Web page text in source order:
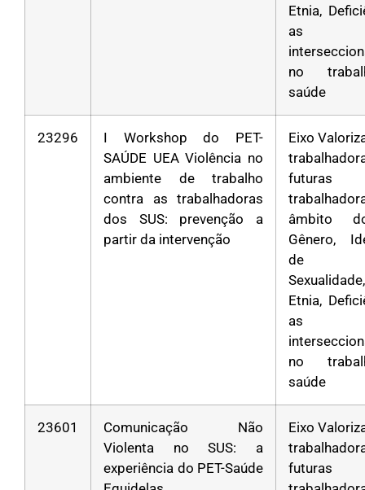
Etnia,
as
no
saúde
23296
I Workshop do PET-
SAÚDE UEA Violência no
ambiente de trabalho
contra as trabalhadoras
dos SUS: prevenção a
partir da intervenção
Eixo
futuras
âmbito
Gênero,
de
Etnia,
as
no
saúde
23601
Comunicação Não
Violenta no SUS: a
experiência do PET-Saúde
Eixo
futuras